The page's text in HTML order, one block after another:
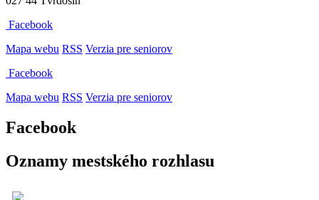
Facebook
Mapa webu RSS Verzia pre seniorov
Facebook
Mapa webu RSS Verzia pre seniorov
Facebook
Oznamy mestského rozhlasu